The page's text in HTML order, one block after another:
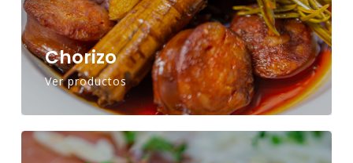
Chorizo
Ver productos